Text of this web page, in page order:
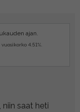
ajan.
4.51%.
saat heti